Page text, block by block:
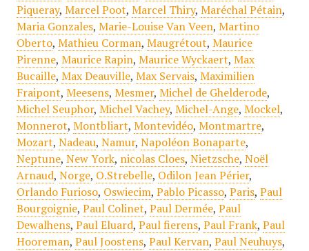
Piqueray, Marcel Poot, Marcel Thiry, Maréchal Pétain,
Maria Gonzales, Marie-Louise Van Veen, Martino
Oberto, Mathieu Corman, Maugrétout, Maurice
Pirenne, Maurice Rapin, Maurice Wyckaert, Max
Bucaille, Max Deauville, Max Servais, Maximilien
Fraipont, Meesens, Mesmer, Michel de Ghelderode,
Michel Seuphor, Michel Vachey, Michel-Ange, Mockel,
Monnerot, Montbliart, Montevidéo, Montmartre,
Mozart, Nadeau, Namur, Napoléon Bonaparte,
Neptune, New York, nicolas Cloes, Nietzsche, Noël
Arnaud, Norge, O.Strebelle, Odilon Jean Périer,
Orlando Furioso, Oswiecim, Pablo Picasso, Paris, Paul
Bourgoignie, Paul Colinet, Paul Dermée, Paul
Dewalhens, Paul Eluard, Paul fierens, Paul Frank, Paul
Hooreman, Paul Joostens, Paul Kervan, Paul Neuhuys,